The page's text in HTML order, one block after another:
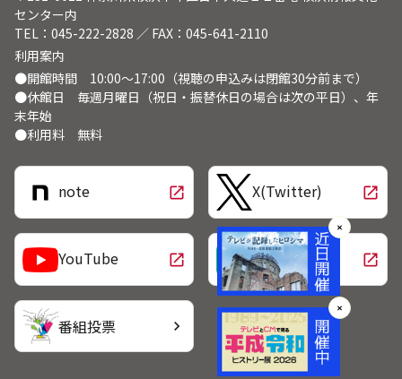
センター内
TEL：045-222-2828 ／ FAX：045-641-2110
利用案内
●開館時間 10:00～17:00（視聴の申込みは閉館30分前まで）
●休館日 毎週月曜日（祝日・振替休日の場合は次の平日）、年
末年始
●利用料 無料
note open_in_new X(Twitter) open_in_new
YouTube open_in_new LINE open_in_new
番組投票 chevron_right
✕
✕